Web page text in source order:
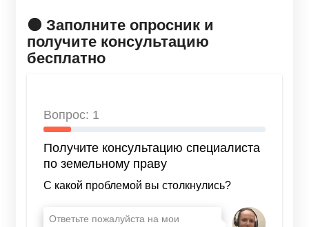
🟠 Заполните опросник и
получите консультацию
бесплатно